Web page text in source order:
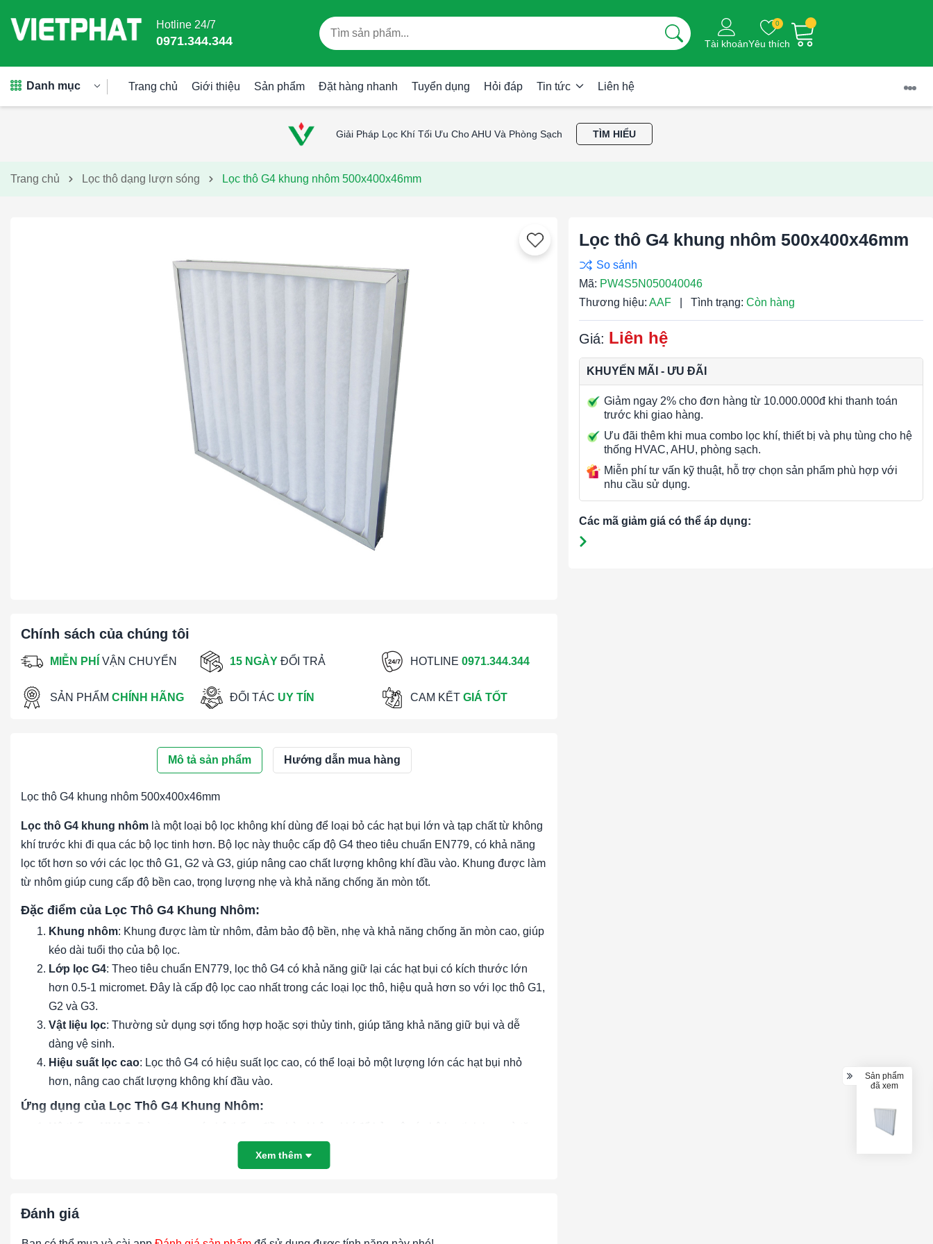
Hotline 24/7
0971.344.344 Tài khoản
0
Yêu thích
Danh mục Trang chủ Giới thiệu Sản phẩm Đặt hàng nhanh Tuyển dụng Hỏi đáp Tin tức Liên hệ
Giải Pháp Lọc Khí Tối Ưu Cho AHU Và Phòng Sạch TÌM HIỂU
Trang chủ Lọc thô dạng lượn sóng Lọc thô G4 khung nhôm 500x400x46mm
Chính sách của chúng tôi
MIỄN PHÍ VẬN CHUYỂN 15 NGÀY ĐỔI TRẢ HOTLINE 0971.344.344
SẢN PHẨM CHÍNH HÃNG ĐỐI TÁC UY TÍN CAM KẾT GIÁ TỐT
Mô tả sản phẩm Hướng dẫn mua hàng
Lọc thô G4 khung nhôm 500x400x46mm
Lọc thô G4 khung nhôm là một loại bộ lọc không khí dùng để loại bỏ các hạt bụi lớn và tạp chất từ không
khí trước khi đi qua các bộ lọc tinh hơn. Bộ lọc này thuộc cấp độ G4 theo tiêu chuẩn EN779, có khả năng
lọc tốt hơn so với các lọc thô G1, G2 và G3, giúp nâng cao chất lượng không khí đầu vào. Khung được làm
từ nhôm giúp cung cấp độ bền cao, trọng lượng nhẹ và khả năng chống ăn mòn tốt.
Đặc điểm của Lọc Thô G4 Khung Nhôm:
Khung nhôm: Khung được làm từ nhôm, đảm bảo độ bền, nhẹ và khả năng chống ăn mòn cao, giúp
kéo dài tuổi thọ của bộ lọc.
Lớp lọc G4: Theo tiêu chuẩn EN779, lọc thô G4 có khả năng giữ lại các hạt bụi có kích thước lớn
hơn 0.5-1 micromet. Đây là cấp độ lọc cao nhất trong các loại lọc thô, hiệu quả hơn so với lọc thô G1,
G2 và G3.
Vật liệu lọc: Thường sử dụng sợi tổng hợp hoặc sợi thủy tinh, giúp tăng khả năng giữ bụi và dễ
dàng vệ sinh.
Hiệu suất lọc cao: Lọc thô G4 có hiệu suất lọc cao, có thể loại bỏ một lượng lớn các hạt bụi nhỏ
hơn, nâng cao chất lượng không khí đầu vào.
Ứng dụng của Lọc Thô G4 Khung Nhôm:
: Sử dụng trong các quy trình công nghiệp để loại bỏ các hạt bụi lớn, bảo vệ máy
bụi lớn trước khi không khí đi qua các bộ lọc HEPA hoặc ULPA.
Tòa nhà thương mại và dân cư: Cải thiện chất lượng không khí trong các tòa nhà văn phòng, trung
Xem thêm
Đánh giá
Lọc thô G4 khung nhôm 500x400x46mm
Mã: PW4S5N050040046
Thương hiệu: AAF Tình trạng: Còn hàng
Giá: Liên hệ
KHUYẾN MÃI - ƯU ĐÃI
Giảm ngay 2% cho đơn hàng từ 10.000.000đ khi thanh toán
trước khi giao hàng.
Ưu đãi thêm khi mua combo lọc khí, thiết bị và phụ tùng cho hệ
thống HVAC, AHU, phòng sạch.
Miễn phí tư vấn kỹ thuật, hỗ trợ chọn sản phẩm phù hợp với
nhu cầu sử dụng.
Các mã giảm giá có thể áp dụng:
Sản phẩm
đã xem